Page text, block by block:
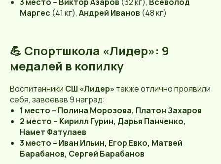
Маргес (41 кг), Андрей Иванов (48 кг)
💪 Спортшкола «Лидер»: 9
медалей в копилку
Воспитанники СШ «Лидер» также отлично проявили
себя, завоевав 9 наград:
1 место – Полина Морозова, Платон Захаров
2 место – Кирилл Гурин, Дарья Панченко,
Намет Фатулаев
3 место – Иван Ильин, Егор Евко, Матвей
Барабанов, Сергей Барабанов